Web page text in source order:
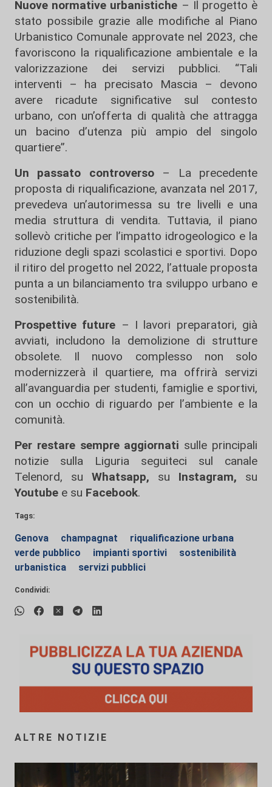
Nuove normative urbanistiche – Il progetto è
stato possibile grazie alle modifiche al Piano
Urbanistico Comunale approvate nel 2023, che
favoriscono la riqualificazione ambientale e la
valorizzazione dei servizi pubblici. “Tali
interventi – ha precisato Mascia – devono
avere ricadute significative sul contesto
urbano, con un’offerta di qualità che attragga
un bacino d’utenza più ampio del singolo
quartiere”.
Un passato controverso– La precedente
proposta di riqualificazione, avanzata nel 2017,
prevedeva un’autorimessa su tre livelli e una
media struttura di vendita. Tuttavia, il piano
sollevò critiche per l’impatto idrogeologico e la
riduzione degli spazi scolastici e sportivi. Dopo
il ritiro del progetto nel 2022, l’attuale proposta
punta a un bilanciamento tra sviluppo urbano e
sostenibilità.
Prospettive future – I lavori preparatori, già
avviati, includono la demolizione di strutture
obsolete. Il nuovo complesso non solo
modernizzerà il quartiere, ma offrirà servizi
all’avanguardia per studenti, famiglie e sportivi,
con un occhio di riguardo per l’ambiente e la
comunità.
Per restare sempre aggiornati sulle principali
notizie sulla Liguria seguiteci sul canale
Telenord, su
Whatsapp, su Instagram, su
Youtube e su Facebook.
Tags:
Genova champagnat
riqualificazione urbana
verde pubblico
impianti sportivi
sostenibilità
urbanistica
servizi pubblici
Condividi:
ALTRE NOTIZIE